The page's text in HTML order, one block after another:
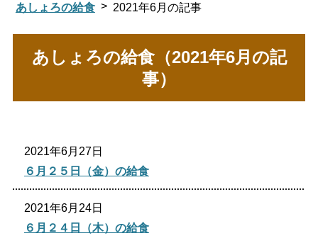
足寄の教育トップ
図書館
生涯学習
あしょろの給食
2021年6月の記事
あしょろの給食（2021年6月の記
事）
2021年6月27日
６月２５日（金）の給食
2021年6月24日
６月２４日（木）の給食